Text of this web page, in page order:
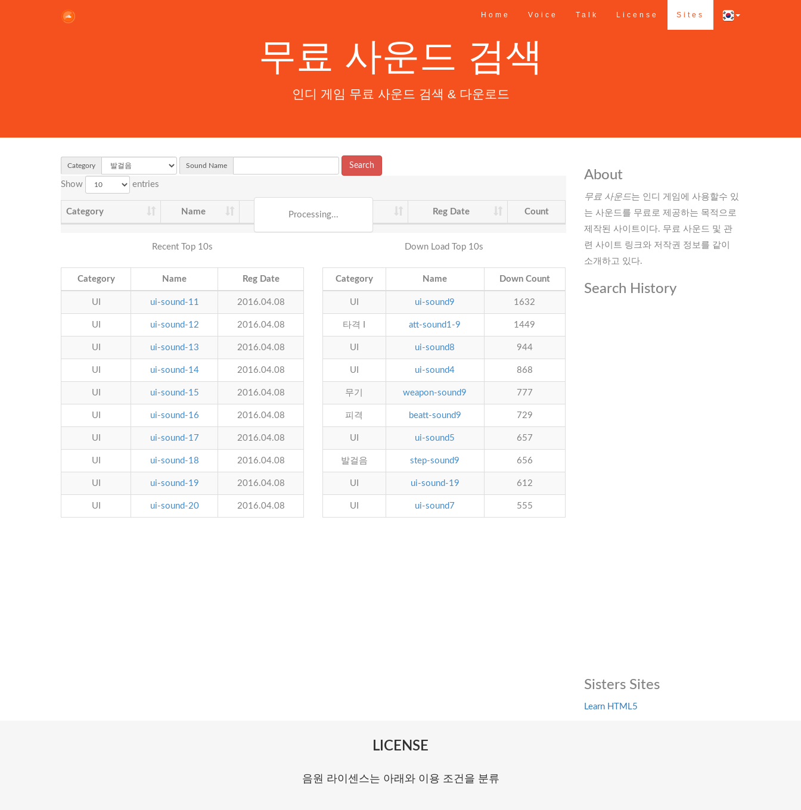
Home Voice Talk License Sites
무료 사운드 검색
인디 게임 무료 사운드 검색 & 다운로드
Category Sound Name Search
Show entries
Category Name File Type Reg Date Count
Processing...
Recent Top 10s
Category Name Reg Date
UI ui-sound-11 2016.04.08
UI ui-sound-12 2016.04.08
UI ui-sound-13 2016.04.08
UI ui-sound-14 2016.04.08
UI ui-sound-15 2016.04.08
UI ui-sound-16 2016.04.08
UI ui-sound-17 2016.04.08
UI ui-sound-18 2016.04.08
UI ui-sound-19 2016.04.08
UI ui-sound-20 2016.04.08
Down Load Top 10s
Category Name Down Count
UI ui-sound9 1632
타격 I att-sound1-9 1449
UI ui-sound8 944
UI ui-sound4 868
무기 weapon-sound9 777
피격 beatt-sound9 729
UI ui-sound5 657
발걸음 step-sound9 656
UI ui-sound-19 612
UI ui-sound7 555
About
무료 사운드는 인디 게임에 사용할수 있
는 사운드를 무료로 제공하는 목적으로
제작된 사이트이다. 무료 사운드 및 관
련 사이트 링크와 저작권 정보를 같이
소개하고 있다.
Search History
Sisters Sites
Learn HTML5
LICENSE
음원 라이센스는 아래와 이용 조건을 분류